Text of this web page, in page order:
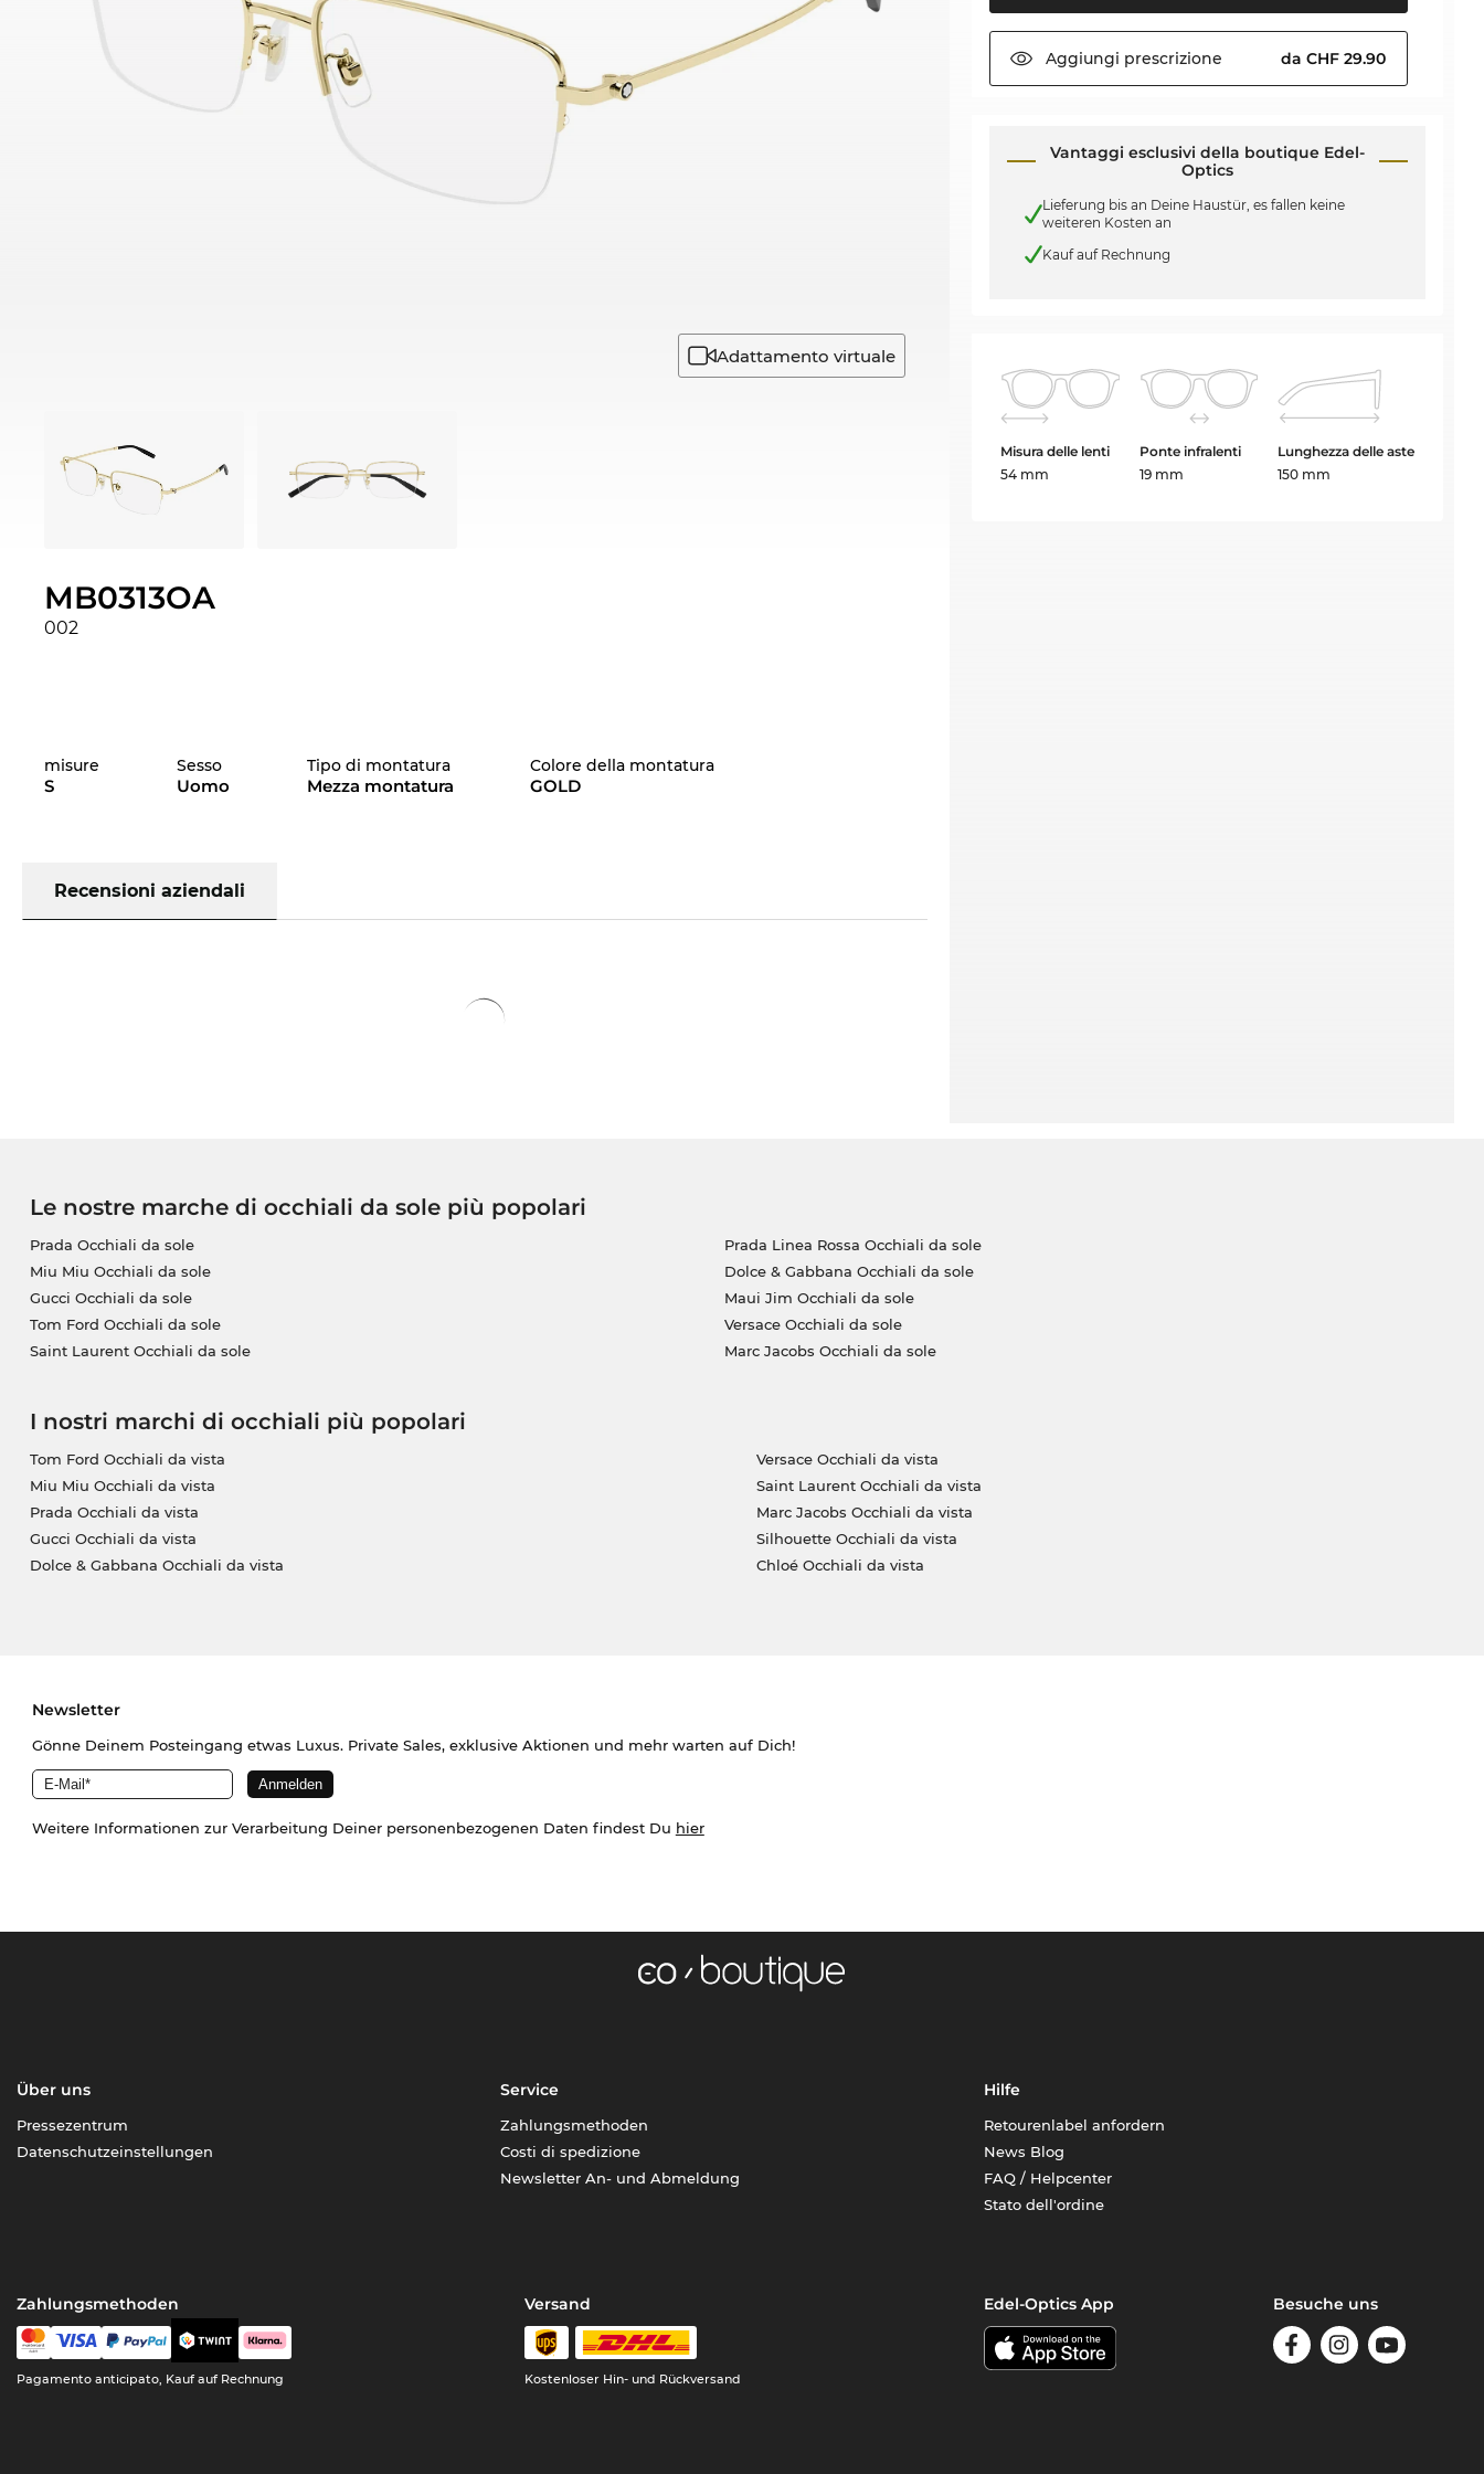
Adattamento virtuale
MB0313OA
002
misure
S
Sesso
Uomo
Tipo di montatura
Mezza montatura
Colore della montatura
GOLD
Recensioni aziendali
Aggiungi prescrizione da CHF 29.90
Vantaggi esclusivi della boutique Edel-
Optics
Lieferung bis an Deine Haustür, es fallen keine
weiteren Kosten an
Kauf auf Rechnung
Misura delle lenti
54 mm
Ponte infralenti
19 mm
Lunghezza delle aste
150 mm
Le nostre marche di occhiali da sole più popolari
Prada Occhiali da sole
Miu Miu Occhiali da sole
Gucci Occhiali da sole
Tom Ford Occhiali da sole
Saint Laurent Occhiali da sole
Prada Linea Rossa Occhiali da sole
Dolce & Gabbana Occhiali da sole
Maui Jim Occhiali da sole
Versace Occhiali da sole
Marc Jacobs Occhiali da sole
I nostri marchi di occhiali più popolari
Tom Ford Occhiali da vista
Miu Miu Occhiali da vista
Prada Occhiali da vista
Gucci Occhiali da vista
Dolce & Gabbana Occhiali da vista
Versace Occhiali da vista
Saint Laurent Occhiali da vista
Marc Jacobs Occhiali da vista
Silhouette Occhiali da vista
Chloé Occhiali da vista
Newsletter
Gönne Deinem Posteingang etwas Luxus. Private Sales, exklusive Aktionen und mehr warten auf Dich!
Weitere Informationen zur Verarbeitung Deiner personenbezogenen Daten findest Du hier
Über uns
Pressezentrum
Datenschutzeinstellungen
Service
Zahlungsmethoden
Costi di spedizione
Newsletter An- und Abmeldung
Hilfe
Retourenlabel anfordern
News Blog
FAQ / Helpcenter
Stato dell'ordine
Zahlungsmethoden
Pagamento anticipato, Kauf auf Rechnung
Versand
Kostenloser Hin- und Rückversand
Edel-Optics App Besuche uns